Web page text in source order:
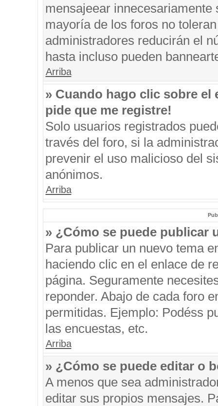
mensajeear
mayoría de los foros no
administradores reducirán el
hasta incluso pueden
Arriba
» Cuando hago clic sobre el
pide que me registre!
Solo usuarios registrados
través del foro, si la
prevenir el uso malicioso del
anónimos.
Arriba
» ¿Cómo se puede publicar
Para publicar un nuevo tema
haciendo clic en el enlace de
página. Seguramente
reponder. Abajo de cada foro
permitidas. Ejemplo: Podéss
las encuestas, etc.
Arriba
» ¿Cómo se puede editar o
A menos que sea
editar sus propios mensajes.